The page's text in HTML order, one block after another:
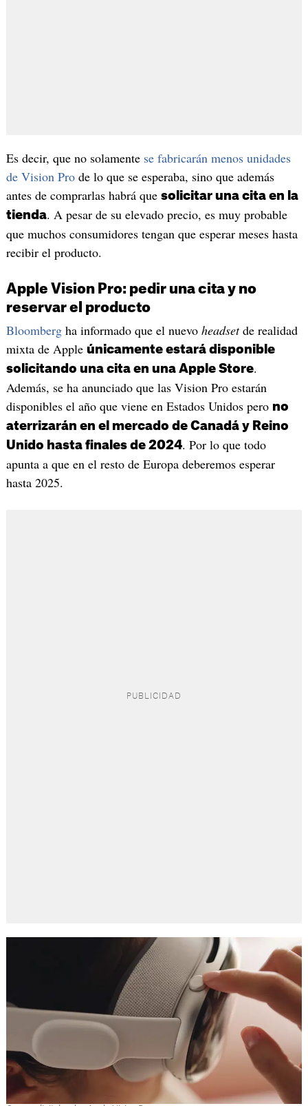
Es decir, que no solamente se fabricarán menos unidades
de Vision Prode lo que se esperaba, sino que además
antes de comprarlas habrá que solicitar una cita en la
tienda. A pesar de su elevado precio, es muy probable
que muchos consumidores tengan que esperar meses hasta
recibir el producto.
Apple Vision Pro: pedir una cita y no
reservar el producto
Bloombergha informado que el nuevo headsetde realidad
mixta de Apple únicamente estará disponible
solicitando una cita en una Apple Store.
Además, se ha anunciado que las Vision Pro estarán
disponibles el año que viene en Estados Unidos pero no
aterrizarán en el mercado de Canadá y Reino
Unido hasta finales de 2024. Por lo que todo
apunta a que en el resto de Europa deberemos esperar
hasta 2025.